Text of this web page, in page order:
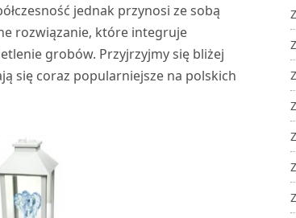
jednak przynosi ze sobą
rozwiązanie, które integruje
grobów. Przyjrzyjmy się bliżej
się coraz popularniejsze na polskich